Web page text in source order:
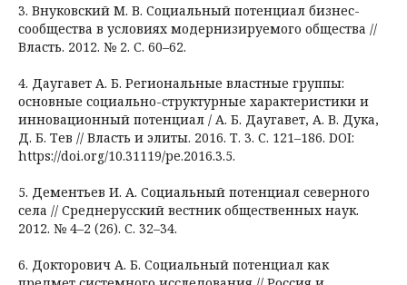
3. Внуковский М. В. Социальный потенциал бизнес-
сообщества в условиях модернизируемого общества //
Власть. 2012. № 2. С. 60–62.
4. Даугавет А. Б. Региональные властные группы:
основные социально-структурные характеристики и
инновационный потенциал / А. Б. Даугавет, А. В. Дука,
Д. Б. Тев // Власть и элиты. 2016. Т. 3. С. 121–186. DOI:
https://doi.org/10.31119/pe.2016.3.5.
5. Дементьев И. А. Социальный потенциал северного
села // Среднерусский вестник общественных наук.
2012. № 4–2 (26). С. 32–34.
6. Докторович А. Б. Социальный потенциал как